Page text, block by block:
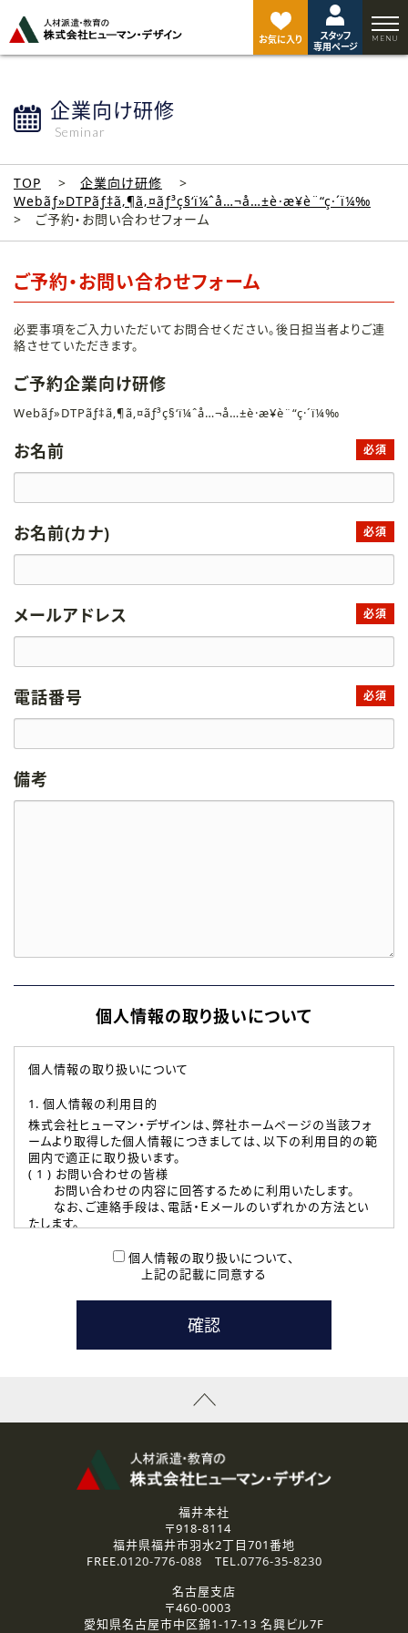
お気に入り
スタッフ
専用ページ
企業向け研修
Seminar
TOP
企業向け研修
Webãƒ»DTPãƒ‡ã‚¶ã‚¤ãƒ³ç§‘ï¼ˆå…¬å…±è·æ¥­è¨“ç·´ï¼‰
ご予約・お問い合わせフォーム
ご予約・お問い合わせフォーム
必要事項をご入力いただいてお問合せください。後日担当者よりご連
絡させていただきます。
ご予約企業向け研修
Webãƒ»DTPãƒ‡ã‚¶ã‚¤ãƒ³ç§‘ï¼ˆå…¬å…±è·æ¥­è¨“ç·´ï¼‰
お名前 必須
お名前(カナ) 必須
メールアドレス 必須
電話番号 必須
備考
個人情報の取り扱いについて
個人情報の取り扱いについて
1. 個人情報の利用目的
株式会社ヒューマン・デザインは、弊社ホームページの当該フォ
ームより取得した個人情報につきましては、以下の利用目的の範
囲内で適正に取り扱います。
( 1 ) お問い合わせの皆様
お問い合わせの内容に回答するために利用いたします。
なお、ご連絡手段は、電話・Ｅメールのいずれかの方法とい
たします。
本登録に関するご連絡および本登録時の参考情報として利
たします。
( 3 ) スタッフ派遣を検討されている企業の皆様
お問い合わせの内容に回答するために利用いたします。
なお、ご連絡手段は、電話・Ｅメールのいずれかの方法とい
資料送付、受講相談に関するご連絡のために利用いたしま
その他、お問い合わせの内容に回答するために利用いたし
なお、ご連絡手段は、電話・Ｅメールのいずれかの方法とい
2.個人情報の第三者提供
ご提供いただいた個人情報は、法令等の規定に従う場合を除き、
3.個人情報の取り扱いの委託
弊社の定める個人情報保護の評価基準を満たした委託先に、個
個人情報の取り扱いについて、
上記の記載に同意する
ジ
ト
福井本社
〒918-8114
福井県福井市羽水2丁目701番地
FREE.0120-776-088 TEL.0776-35-8230
名古屋支店
〒460-0003
愛知県名古屋市中区錦1-17-13 名興ビル7F